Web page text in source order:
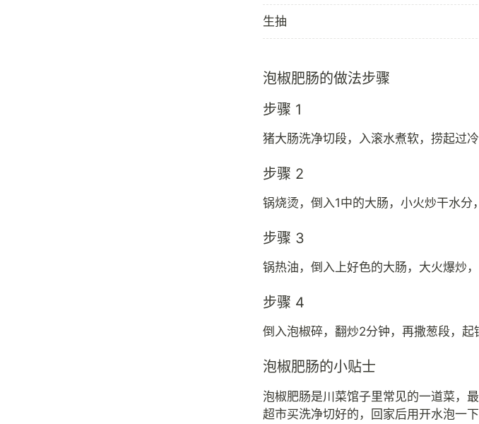
生抽
泡椒肥肠的做法步骤
步骤 1
猪大肠洗净切段，入滚水煮软，捞起过
步骤 2
锅烧烫，倒入1中的大肠，小火炒干水分
步骤 3
锅热油，倒入上好色的大肠，大火爆炒
步骤 4
倒入泡椒碎，翻炒2分钟，再撒葱段，
泡椒肥肠的小贴士
泡椒肥肠是川菜馆子里常见的一道菜，
超市买洗净切好的，回家后用开水泡一